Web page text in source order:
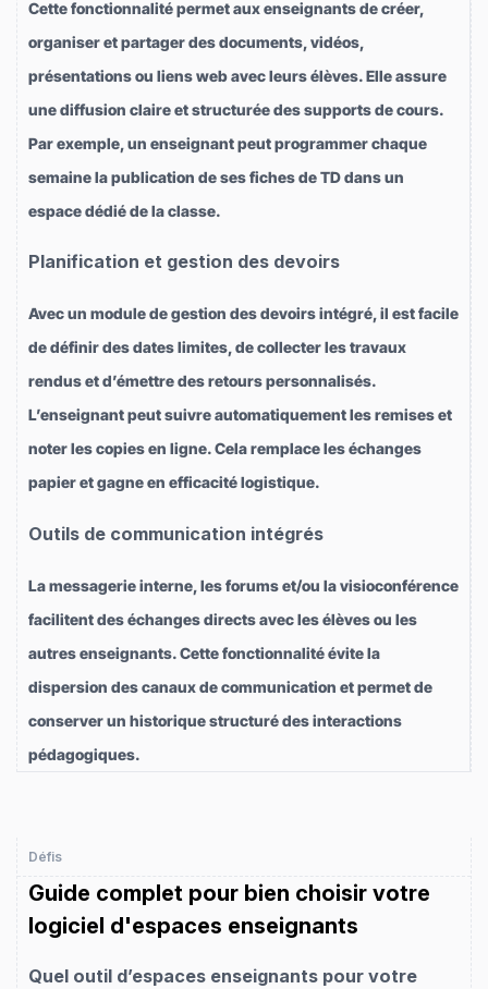
Cette fonctionnalité permet aux enseignants de créer,
organiser et partager des documents, vidéos,
présentations ou liens web avec leurs élèves. Elle assure
une diffusion claire et structurée des supports de cours.
Par exemple, un enseignant peut programmer chaque
semaine la publication de ses fiches de TD dans un
espace dédié de la classe.
Planification et gestion des devoirs
Avec un module de gestion des devoirs intégré, il est facile
de définir des dates limites, de collecter les travaux
rendus et d’émettre des retours personnalisés.
L’enseignant peut suivre automatiquement les remises et
noter les copies en ligne. Cela remplace les échanges
papier et gagne en efficacité logistique.
Outils de communication intégrés
La messagerie interne, les forums et/ou la visioconférence
facilitent des échanges directs avec les élèves ou les
autres enseignants. Cette fonctionnalité évite la
dispersion des canaux de communication et permet de
conserver un historique structuré des interactions
pédagogiques.
Défis
Guide complet pour bien choisir votre
logiciel d'espaces enseignants
Quel outil d’espaces enseignants pour votre